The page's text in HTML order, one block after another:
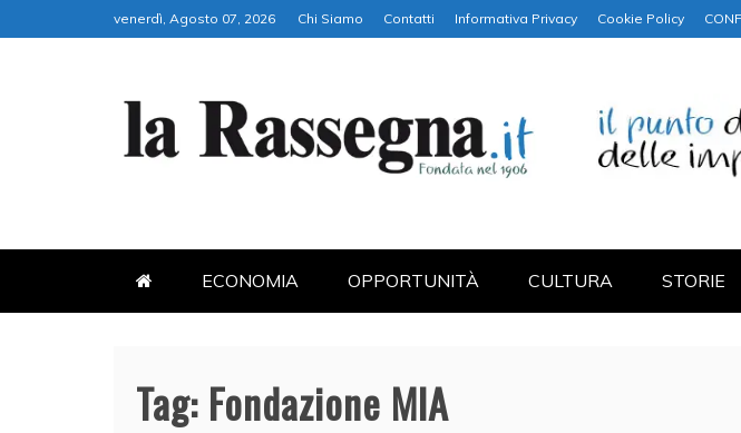
to
venerdì, Agosto 07, 2026 Chi Siamo Contatti Informativa Privacy Cookie Policy
LA RASSEGNA
ECONOMIA OPPORTUNITÀ CULTURA STORIE
Tag: Fondazione MIA